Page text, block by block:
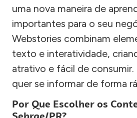
uma nova maneira de
importantes para o seu
Webstories combinam
texto e interatividade,
atrativo e fácil de consumir.
quer se informar de forma
Por Que Escolher os